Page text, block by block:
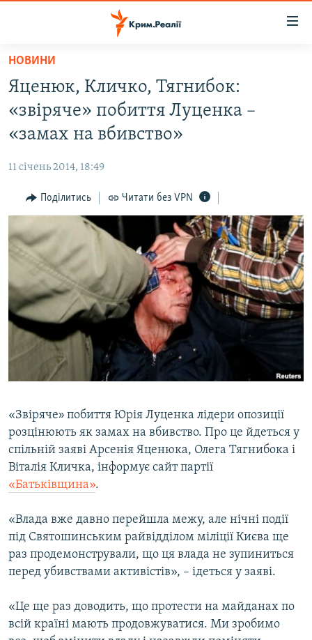
Перейти
основного
матеріалу
Перейти
до
основної
Перейти
до
пошуку
ВОДА.КРИМ
ВІДЕО ТА ФОТО
БЛОГИ
ПОГЛЯД
ВСЕ ЗА ДЕНЬ
СПЕЦПРОЕКТИ
ДЕПОРТАЦІЯ
ВІДЕОУРОКИ «ELIFBE»
СВІДЧЕННЯ ОКУПАЦІЇ
УКРАЇНСЬКА ПРОБЛЕМА КРИМУ
ЯК ОБІЙТИ БЛОКУВАННЯ
Русский
Qırımtatar
Усі сайти RFE/RL
НОВИНИ
Яценюк, Кличко, Тягнибок:
«звіряче» побиття Луценка –
«замах на вбивство»
11 січень 2014, 18:49
Поділитись Читати без VPN
«Звіряче» побиття Юрія Луценка лідери опозиції
розцінюють як замах на вбивство. Про це йдеться у
спільній заяві Арсенія Яценюка, Олега Тягнибока і
Віталія Кличка, інформує сайт партії
«Батьківщина».
«Влада вже давно перейшла межу, але нічні події
під Святошинським райвідділом міліції Києва ще
раз продемонстрували, що ця влада не зупиниться
перед убивствами активістів», – ідеться у заяві.
«Це ще раз доводить, що протести на майданах по
всій країні мають продовжуватися. Ми зробимо